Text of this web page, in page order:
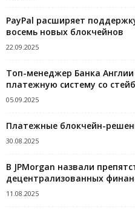
PayPal расширяет
восемь новых блокчейнов
22.09.2025
Топ-менеджер Банка
платежную систему со
05.09.2025
Платежные блокчейн-
30.08.2025
В JPMorgan назвали
децентрализованных
11.08.2025